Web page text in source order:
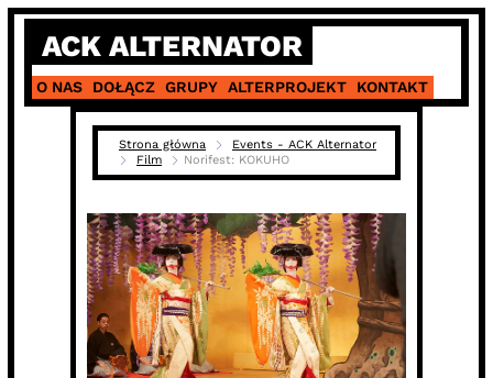
Skip
content
ACK ALTERNATOR
O NAS DOŁĄCZ GRUPY ALTERPROJEKT KONTAKT
Strona główna
Events - ACK Alternator
Film
Norifest: KOKUHO